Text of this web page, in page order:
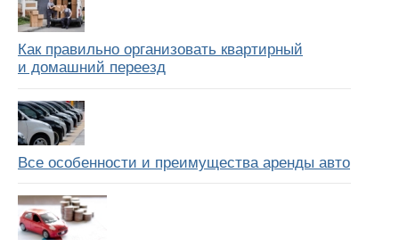
Как правильно организовать квартирный
и домашний переезд
Все особенности и преимущества аренды авто